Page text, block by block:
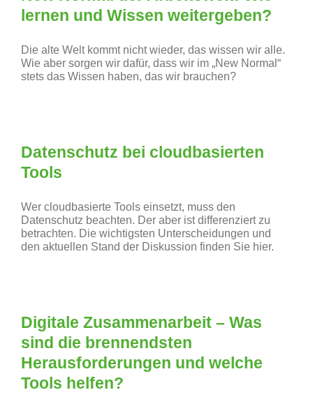
lernen und Wissen weitergeben?
Die alte Welt kommt nicht wieder, das wissen wir alle.
Wie aber sorgen wir dafür, dass wir im „New Normal“
stets das Wissen haben, das wir brauchen?
Datenschutz bei cloudbasierten
Tools
Wer cloudbasierte Tools einsetzt, muss den
Datenschutz beachten. Der aber ist differenziert zu
betrachten. Die wichtigsten Unterscheidungen und
den aktuellen Stand der Diskussion finden Sie hier.
Digitale Zusammenarbeit – Was
sind die brennendsten
Herausforderungen und welche
Tools helfen?